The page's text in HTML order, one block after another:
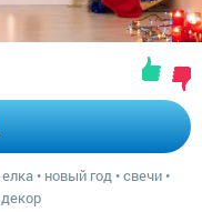
елка • новый год •свечи •
декор